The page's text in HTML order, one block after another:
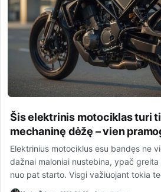
Šis elektrinis motociklas turi
mechaninę dėžę – vien
Elektrinius motociklus esu bandęs ne
dažnai maloniai nustebina, ypač
nuo pat starto. Visgi važiuojant tokia